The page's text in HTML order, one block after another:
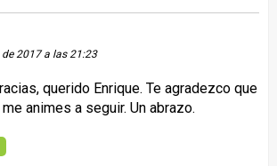
2017 a las 21:23
querido Enrique. Te agradezco que
animes a seguir. Un abrazo.